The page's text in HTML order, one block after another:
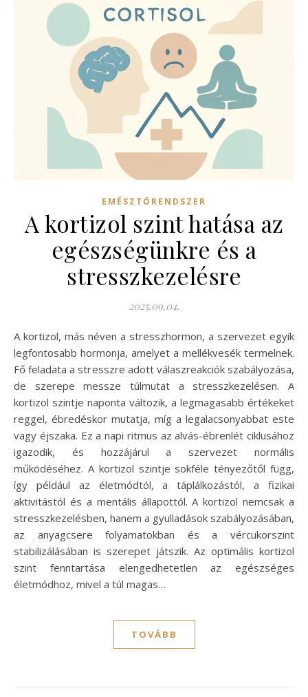
EMÉSZTŐRENDSZER
A kortizol szint hatása az
egészségünkre és a
stresszkezelésre
2025.09.04.
A kortizol, más néven a stresszhormon, a szervezet egyik
legfontosabb hormonja, amelyet a mellékvesék termelnek.
Fő feladata a stresszre adott válaszreakciók szabályozása,
de szerepe messze túlmutat a stresszkezelésen. A
kortizol szintje naponta változik, a legmagasabb értékeket
reggel, ébredéskor mutatja, míg a legalacsonyabbat este
vagy éjszaka. Ez a napi ritmus az alvás-ébrenlét ciklusához
igazodik, és hozzájárul a szervezet normális
működéséhez. A kortizol szintje sokféle tényezőtől függ,
így például az életmódtól, a táplálkozástól, a fizikai
aktivitástól és a mentális állapottól. A kortizol nemcsak a
stresszkezelésben, hanem a gyulladások szabályozásában,
az anyagcsere folyamatokban és a vércukorszint
stabilizálásában is szerepet játszik. Az optimális kortizol
szint fenntartása elengedhetetlen az egészséges
életmódhoz, mivel a túl magas…
TOVÁBB